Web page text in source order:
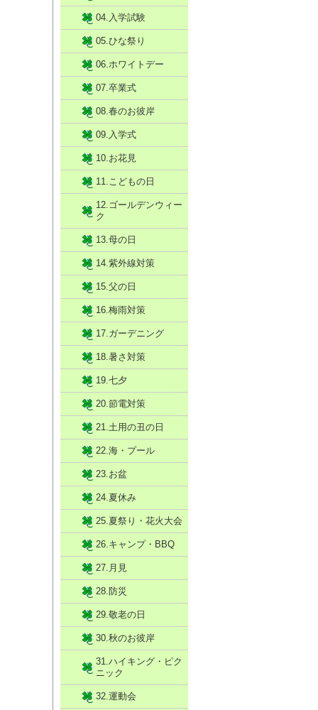
04.入学試験
05.ひな祭り
06.ホワイトデー
07.卒業式
08.春のお彼岸
09.入学式
10.お花見
11.こどもの日
12.ゴールデンウィー
ク
13.母の日
14.紫外線対策
15.父の日
16.梅雨対策
17.ガーデニング
18.暑さ対策
19.七夕
20.節電対策
21.土用の丑の日
22.海・プール
23.お盆
24.夏休み
25.夏祭り・花火大会
26.キャンプ・BBQ
27.月見
28.防災
29.敬老の日
30.秋のお彼岸
31.ハイキング・ピク
ニック
32.運動会